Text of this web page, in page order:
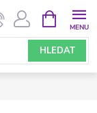
HLEDAT
NÁKUPNÍ
KOŠÍK